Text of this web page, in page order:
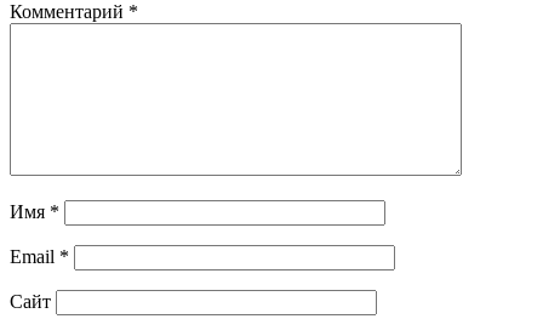
Комментарий *
Имя *
Email *
Сайт